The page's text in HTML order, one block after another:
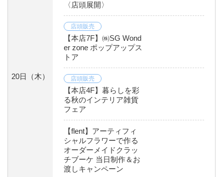
20日 （木）
〈店頭展開〉
店頭販売
【本店7F】㈱SG Wond
er zone ポップアップス
トア
店頭販売
【本店4F】暮らしを彩
る秋のインテリア雑貨
フェア
【flent】アーティフィ
シャルフラワーで作る
オーダーメイドクラッ
チブーケ 当日制作＆お
渡しキャンペーン